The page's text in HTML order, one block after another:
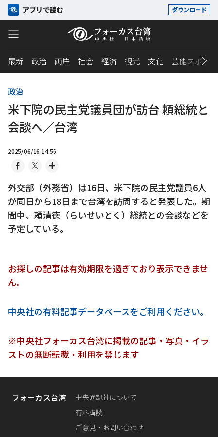
アプリで読む ダウンロード
最新 政治 両岸 社会 経済 観光 文化 芸能スポーツ
政治
米下院の民主党議員団が訪台 頼総統と
会談へ／台湾
2025/06/16 14:56
外交部（外務省）は16日、米下院の民主党議員6人
が同日から18日まで台湾を訪問すると発表した。期
間中、頼清徳（らいせいとく）総統との会談などを
予定している。
お探しの記事は有効期限を過ぎており表示できませ
ん。
中央社の有料記事データベースをご利用ください。
※中央社フォーカス台湾に掲載の記事・写真・イラ
ストの無断転載・利用を禁じます
フォーカス台湾
中央通訊社について
有料購読
ご意見・お問い合わせ